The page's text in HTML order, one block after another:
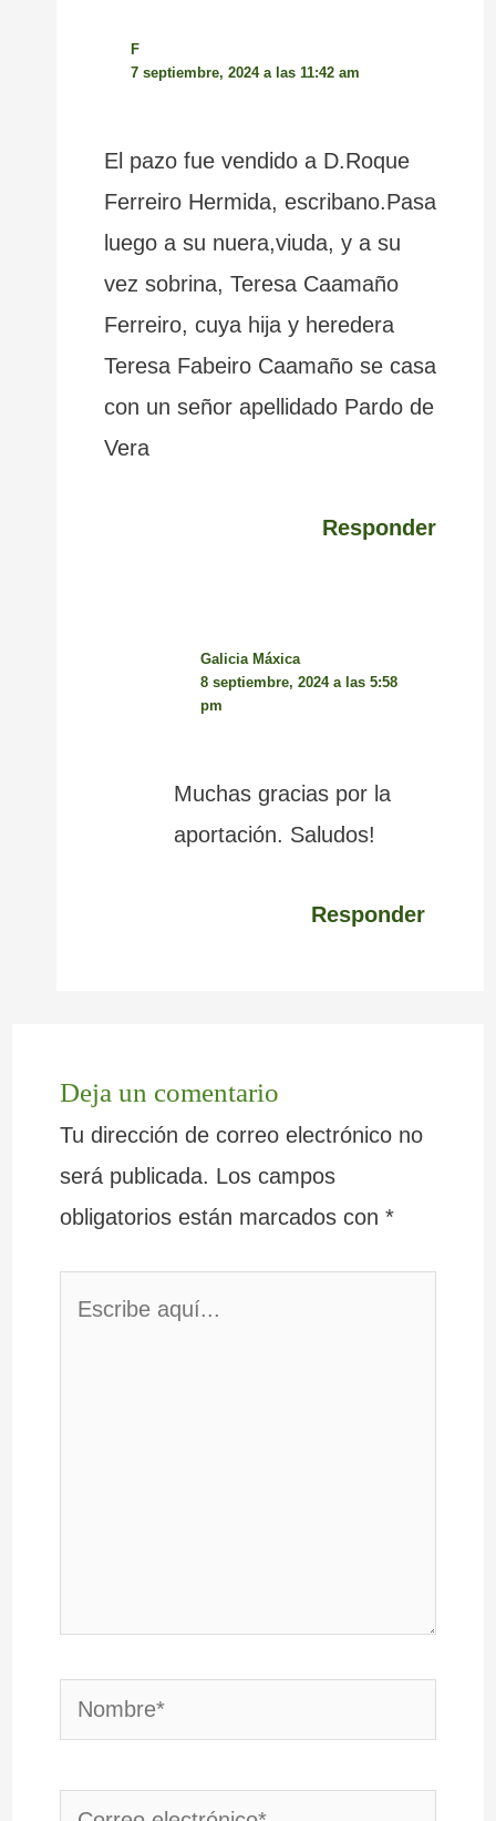
F
7 septiembre, 2024 a las 11:42 am
El pazo fue vendido a D.Roque
Ferreiro Hermida, escribano.Pasa
luego a su nuera,viuda, y a su
vez sobrina, Teresa Caamaño
Ferreiro, cuya hija y heredera
Teresa Fabeiro Caamaño se casa
con un señor apellidado Pardo de
Vera
Responder
Galicia Máxica
8 septiembre, 2024 a las 5:58
pm
Muchas gracias por la
aportación. Saludos!
Responder
Deja un comentario
Tu dirección de correo electrónico no
será publicada. Los campos
obligatorios están marcados con *
Nombre*
Correo